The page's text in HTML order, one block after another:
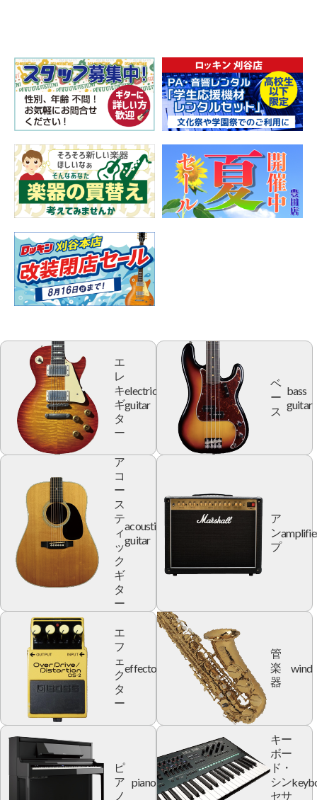
エ
レ
キ
ギ
タ
ー
electric
guitar
ベ
ー
ス
bass
guitar
ア
コ
ー
ス
テ
ィ
ッ
ク
ギ
タ
ー
acoustic
guitar
ア
ン
プ
エ
フ
ェ
ク
タ
ー
effector
管
楽
器
wind
ピ
ア
ノ
piano
キー
ボー
ド・
シン
セサ